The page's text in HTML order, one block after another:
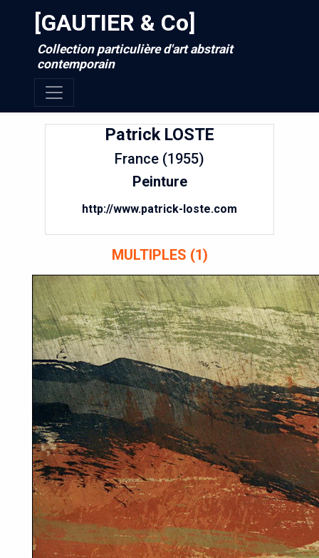
[GAUTIER & Co]
Collection particulière d'art abstrait
contemporain
Patrick LOSTE
France (1955)
Peinture
http://www.patrick-loste.com
MULTIPLES (1)